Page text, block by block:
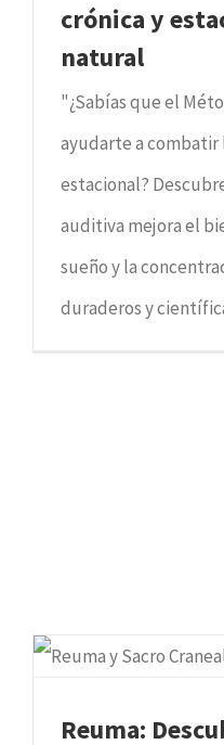
crónica y
natural
"¿Sabías que el
ayudarte a combatir
estacional?
auditiva mejora el
sueño y la
duraderos y
Reuma: